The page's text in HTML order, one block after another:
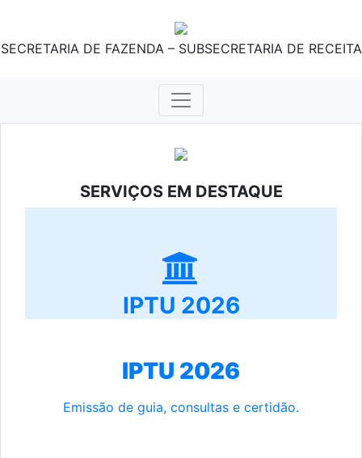
SECRETARIA DE FAZENDA – SUBSECRETARIA DE RECEITA
SERVIÇOS EM DESTAQUE
IPTU 2026
IPTU 2026
Emissão de guia, consultas e certidão.